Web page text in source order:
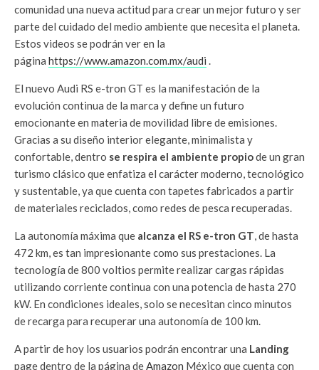
comunidad una nueva actitud para crear un mejor futuro y ser
parte del cuidado del medio ambiente que necesita el planeta.
Estos videos se podrán ver en la
página https://www.amazon.com.mx/audi .
El nuevo Audi RS e-tron GT es la manifestación de la
evolución continua de la marca y define un futuro
emocionante en materia de movilidad libre de emisiones.
Gracias a su diseño interior elegante, minimalista y
confortable, dentro se respira el ambiente propiode un gran
turismo clásico que enfatiza el carácter moderno, tecnológico
y sustentable, ya que cuenta con tapetes fabricados a partir
de materiales reciclados, como redes de pesca recuperadas.
La autonomía máxima que alcanza el RS e-tron GT, de hasta
472 km, es tan impresionante como sus prestaciones. La
tecnología de 800 voltios permite realizar cargas rápidas
utilizando corriente continua con una potencia de hasta 270
kW. En condiciones ideales, solo se necesitan cinco minutos
de recarga para recuperar una autonomía de 100 km.
A partir de hoy los usuarios podrán encontrar una Landing
page dentro de la página deAmazon México que cuenta con